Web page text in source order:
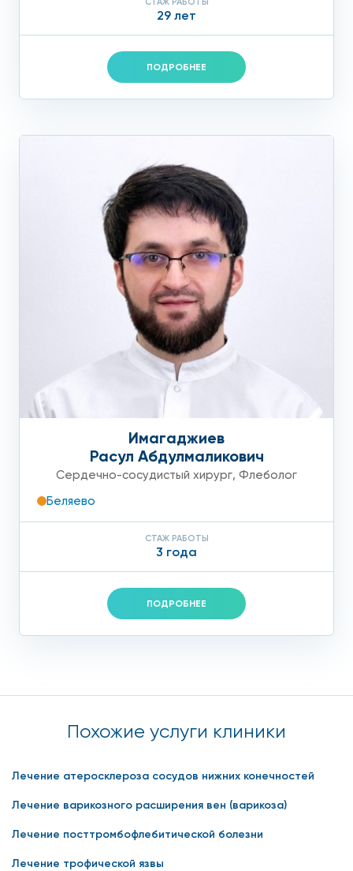
29 лет
ПОДРОБНЕЕ
Имагаджиев
Расул Абдулмаликович
Сердечно-сосудистый хирург, Флеболог
Беляево
СТАЖ РАБОТЫ
3 года
ПОДРОБНЕЕ
Похожие услуги клиники
Лечение атеросклероза сосудов нижних конечностей
Лечение варикозного расширения вен (варикоза)
Лечение посттромбофлебитической болезни
Лечение трофической язвы